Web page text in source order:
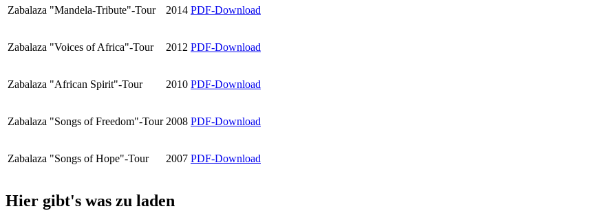
Zabalaza "Mandela-Tribute"-Tour 2014 PDF-Download
Zabalaza "Voices of Africa"-Tour 2012 PDF-Download
Zabalaza "African Spirit"-Tour 2010 PDF-Download
Zabalaza "Songs of Freedom"-Tour 2008 PDF-Download
Zabalaza "Songs of Hope"-Tour 2007 PDF-Download
Hier gibt's was zu laden